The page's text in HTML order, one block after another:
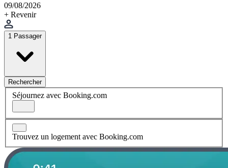
09/08/2026
+ Revenir
1 Passager
Rechercher
Séjournez avec Booking.com
Trouvez un logement avec Booking.com